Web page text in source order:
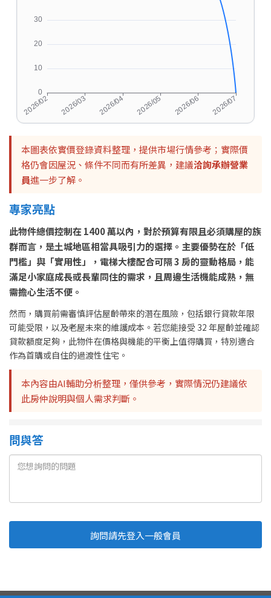
本圖表依實價登錄資料整理，提供市場行情參考；實際價
格仍會因屋況、條件不同而有所差異，建議洽詢承辦營業
員進一步了解。
專家亮點
此物件總價控制在 1400 萬以內，對於預算有限且必須購屋的族
群而言，是土城地區相當具吸引力的選擇。主要優勢在於「低
門檻」與「實用性」，電梯大樓配合可隔 3 房的靈動格局，能
滿足小家庭成長或長輩同住的需求，且周邊生活機能成熟，無
需擔心生活不便。
然而，購買前需審慎評估屋齡帶來的潛在風險，包括銀行貸款年限
可能受限，以及老屋未來的維護成本。若您能接受 32 年屋齡並確認
貸款額度足夠，此物件在價格與機能的平衡上值得購買，特別適合
作為首購或自住的過渡性住宅。
本內容由AI輔助分析整理，僅供參考，實際情況仍建議依
此房仲說明與個人需求判斷。
問與答
詢問請先登入一般會員